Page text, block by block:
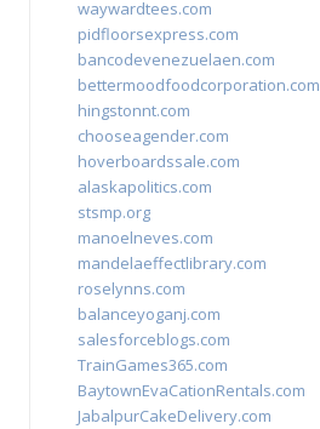
waywardtees.com
pidfloorsexpress.com
bancodevenezuelaen.com
bettermoodfoodcorporation.com
hingstonnt.com
chooseagender.com
hoverboardssale.com
alaskapolitics.com
stsmp.org
manoelneves.com
mandelaeffectlibrary.com
roselynns.com
balanceyoganj.com
salesforceblogs.com
TrainGames365.com
BaytownEvaCationRentals.com
JabalpurCakeDelivery.com